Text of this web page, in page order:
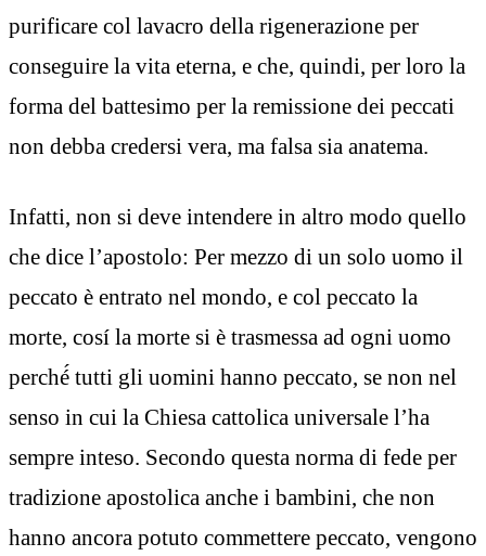
purificare col lavacro della rigenerazione per
conseguire la vita eterna, e che, quindi, per loro la
forma del battesimo per la remissione dei peccati
non debba credersi vera, ma falsa sia anatema.
Infatti, non si deve intendere in altro modo quello
che dice l’apostolo: Per mezzo di un solo uomo il
peccato è entrato nel mondo, e col peccato la
morte, cosí la morte si è trasmessa ad ogni uomo
perché́ tutti gli uomini hanno peccato, se non nel
senso in cui la Chiesa cattolica universale l’ha
sempre inteso. Secondo questa norma di fede per
tradizione apostolica anche i bambini, che non
hanno ancora potuto commettere peccato, vengono